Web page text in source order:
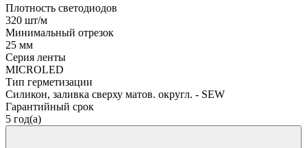
Плотность светодиодов
320 шт/м
Минимальный отрезок
25 мм
Серия ленты
MICROLED
Тип герметизации
Силикон, заливка сверху матов. округл. - SEW
Гарантийный срок
5 год(а)